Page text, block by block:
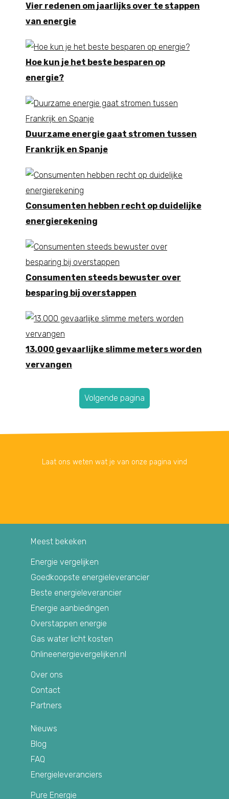
Vier redenen om jaarlijks over te stappen
van energie
Hoe kun je het beste besparen op
energie?
Duurzame energie gaat stromen tussen
Frankrijk en Spanje
Consumenten hebben recht op duidelijke
energierekening
Consumenten steeds bewuster over
besparing bij overstappen
13.000 gevaarlijke slimme meters worden
vervangen
Volgende pagina
Laat ons weten wat je van onze pagina vind
Meest bekeken
Energie vergelijken
Goedkoopste energieleverancier
Beste energieleverancier
Energie aanbiedingen
Overstappen energie
Gas water licht kosten
Onlineenergievergelijken.nl
Over ons
Contact
Partners
Nieuws
Blog
FAQ
Energieleveranciers
Pure Energie